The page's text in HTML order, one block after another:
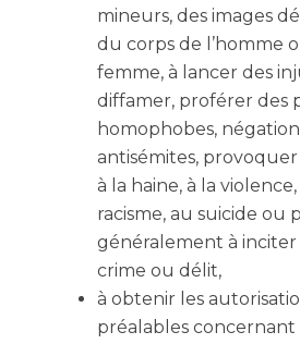
mineurs, des images
du corps de l’homme
femme, à lancer des
diffamer, proférer des
homophobes,
antisémites,
à la haine, à la violence,
racisme, au suicide ou
généralement à
crime ou délit,
à obtenir les
préalables concernant